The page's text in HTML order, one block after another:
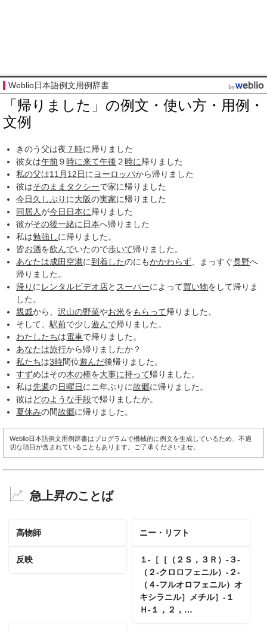
Weblio日本語例文用例辞書
「帰りました」の例文・使い方・用例・
文例
きのう父は夜 ７時に帰りました
彼女は午前９時に来て午後 ２時に帰りました
私の父は11月12日に ヨーロッパから帰りました
彼はそのまま タクシーで家に帰りました
今日久しぶり に大阪の実家に帰りました
同居人が今日日本に帰りました
彼がその後一緒に 日本へ帰りました
私は勉強しに帰りました。
皆お酒を飲んでいたので歩いて帰りました。
あなたは成田空港に到着したのにもかかわらず 、まっすぐ長野へ
帰りました。
帰り に レンタルビデオ店と スーパーによって買い物をして帰りま
した。
親戚から、沢山の野菜やお米をもらって帰りました。
そして、駅前で少し遊んで帰りました。
わたしたちは電車で帰りました。
あなたは旅行から帰りましたか？
私たちは3時間位遊んだ後帰りました。
すずめはその木の棒を大事に持って帰りました。
私は先週の日曜日にニ年ぶりに故郷に帰りました。
彼はどのような手段で帰りましたか。
夏休みの間故郷に帰りました。
Weblio日本語例文用例辞書はプログラムで機械的に例文を生成しているため、不適
切な項目が含まれていることもあります。ご了承くださいませ。
急上昇のことば
高物師 ニー・リフト
反映
１‐［［（２Ｓ，３Ｒ）‐３‐
（２‐クロロフェニル）‐２‐
（４‐フルオロフェニル）オ
キシラニル］メチル］‐１
Ｈ‐１，２，…